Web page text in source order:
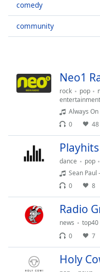
Mute
Current
Time0:00
Stream
TypeLIVE
liveLIVE
Remaining
Chapters
Descriptions
comedy
community
Neo1
rock pop
entertainment
Always
0
48
Playhits
dance pop
Sean Paul
0
8
Radio
news top40
0
7
Holy